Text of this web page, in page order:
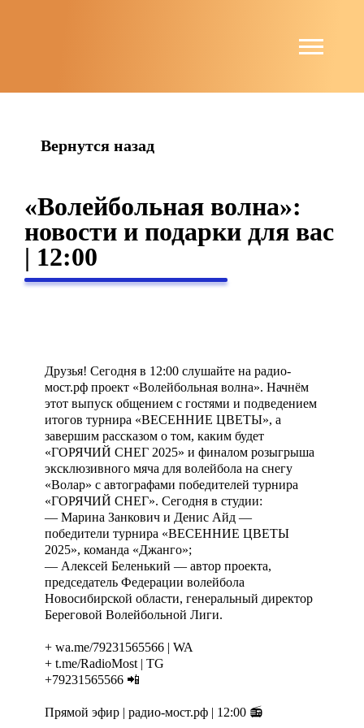
Вернутся назад
«Волейбольная волна»:
новости и подарки для вас
| 12:00
Друзья! Сегодня в 12:00 слушайте на радио-
мост.рф проект «Волейбольная волна». Начнём
этот выпуск общением с гостями и подведением
итогов турнира «ВЕСЕННИЕ ЦВЕТЫ», а
завершим рассказом о том, каким будет
«ГОРЯЧИЙ СНЕГ 2025» и финалом розыгрыша
эксклюзивного мяча для волейбола на снегу
«Волар» с автографами победителей турнира
«ГОРЯЧИЙ СНЕГ». Сегодня в студии:
— Марина Занкович и Денис Айд —
победители турнира «ВЕСЕННИЕ ЦВЕТЫ
2025», команда «Джанго»;
— Алексей Беленький — автор проекта,
председатель Федерации волейбола
Новосибирской области, генеральный директор
Береговой Волейбольной Лиги.
+ wa.me/79231565566 | WA
+ t.me/RadioMost | TG
+79231565566 📲
Прямой эфир | радио-мост.рф | 12:00 📻